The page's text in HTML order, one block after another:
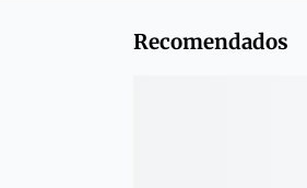
Recomendados